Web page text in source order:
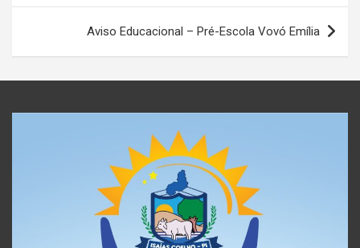
Aviso Educacional – Pré-Escola Vovó Emília